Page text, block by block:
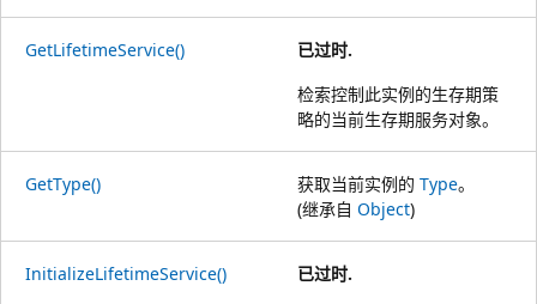
GetLifetimeService()
已过时.
检索控制此实例的生存期策
略的当前生存期服务对象。
GetType() 获取当前实例的 Type。
(继承自 Object)
InitializeLifetimeService()
已过时.